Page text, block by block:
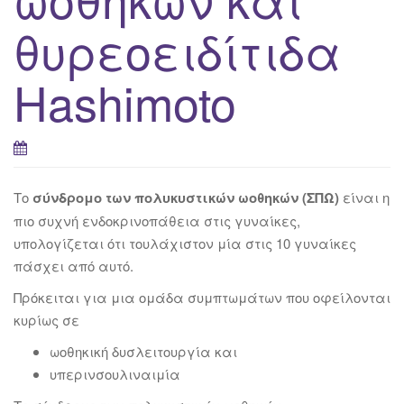
θυρεοειδίτιδα
Hashimoto
Το σύνδρομο των πολυκυστικών ωοθηκών (ΣΠΩ) είναι η
πιο συχνή ενδοκρινοπάθεια στις γυναίκες,
υπολογίζεται ότι τουλάχιστον μία στις 10 γυναίκες
πάσχει από αυτό.
Πρόκειται για μια ομάδα συμπτωμάτων που οφείλονται
κυρίως σε
ωοθηκική δυσλειτουργία και
υπερινσουλιναιμία